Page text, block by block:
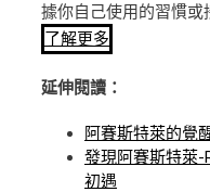
據你自己使用的習慣或
了解更多
延伸閱讀：
阿賽斯特萊的覺
發現阿賽斯特萊-
初遇